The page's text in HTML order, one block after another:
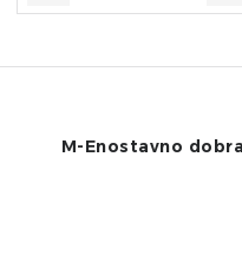
M-Enostavno